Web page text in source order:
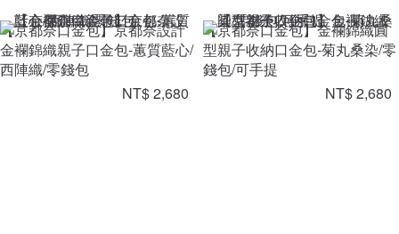
【京都奈口金包】京都奈設計
金襴錦織親子口金包-蕙質藍心/
西陣織/零錢包
NT$ 2,680
【京都奈口金包】金襴錦織圓
型親子收納口金包-菊丸桑染/零
錢包/可手提
NT$ 2,680